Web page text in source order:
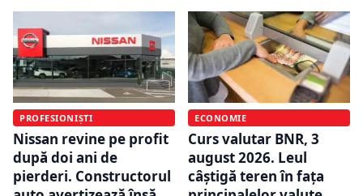
PROFESIONIȘTI
Nissan revine pe profit
după doi ani de
pierderi. Constructorul
ECONOMIE
Curs valutar BNR, 3
august 2026. Leul
câștigă teren în fața